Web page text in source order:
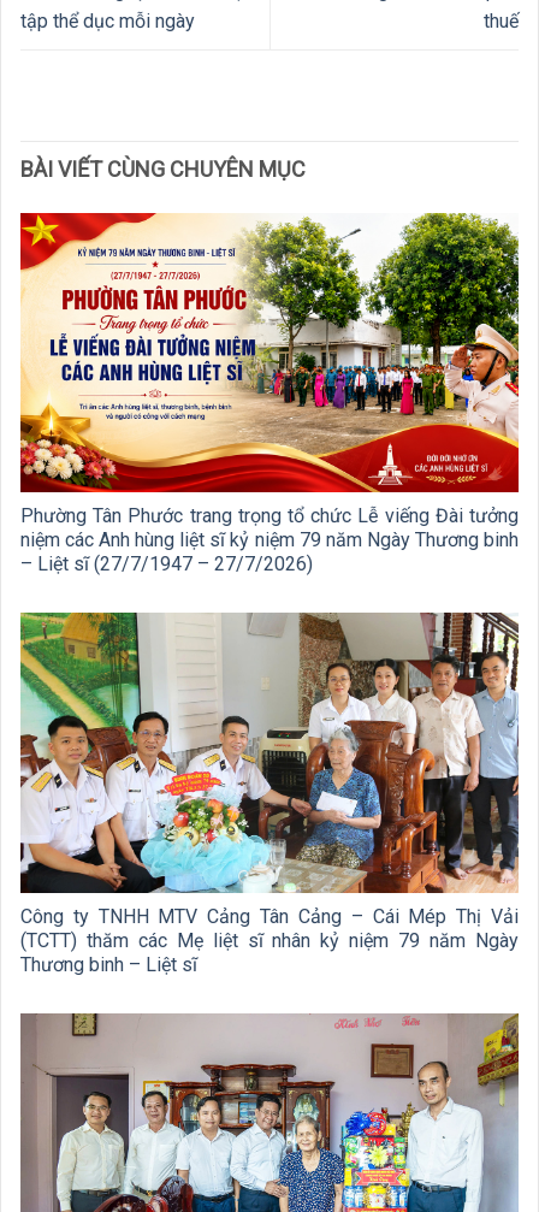
tập thể dục mỗi ngày
thuế
BÀI VIẾT CÙNG CHUYÊN MỤC
Phường Tân Phước trang trọng tổ chức Lễ viếng Đài tưởng
niệm các Anh hùng liệt sĩ kỷ niệm 79 năm Ngày Thương binh
– Liệt sĩ (27/7/1947 – 27/7/2026)
Công ty TNHH MTV Cảng Tân Cảng – Cái Mép Thị Vải
(TCTT) thăm các Mẹ liệt sĩ nhân kỷ niệm 79 năm Ngày
Thương binh – Liệt sĩ